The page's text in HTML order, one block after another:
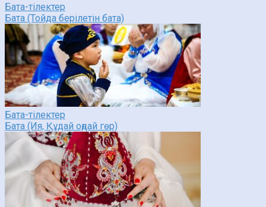
Бата-тілектер
Бата (Тойда берілетін бата)
Бата-тілектер
Бата (Ия, Құдай оңдай гөр)